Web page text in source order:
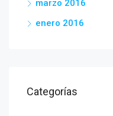
marzo 2016
enero 2016
Categorías